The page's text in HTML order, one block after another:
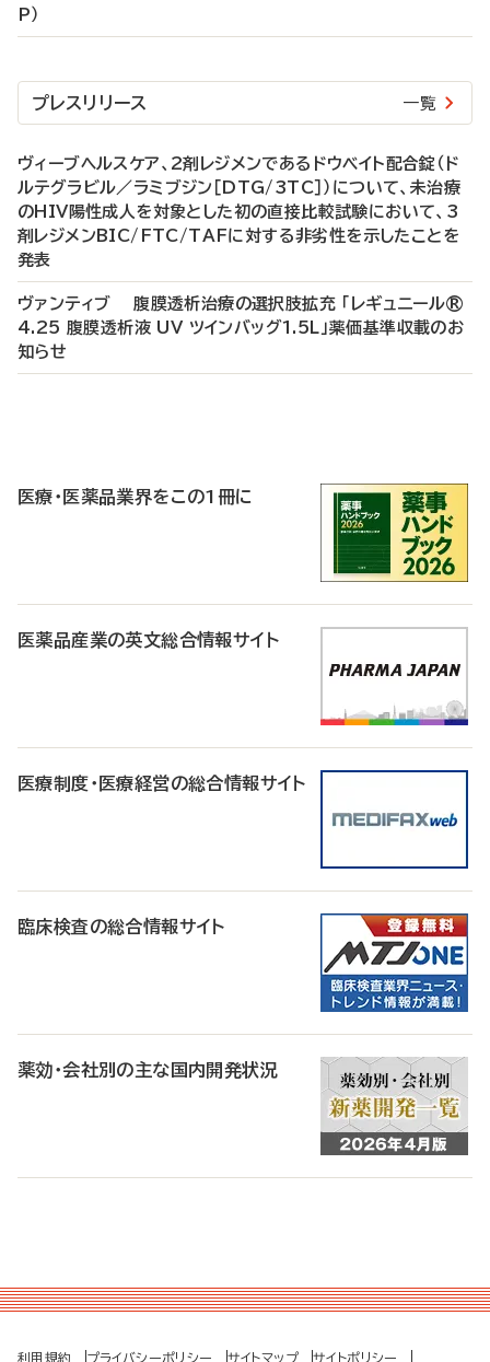
P）
プレスリリース 一覧
ヴィーブヘルスケア、2剤レジメンであるドウベイト配合錠（ド
ルテグラビル／ラミブジン［DTG/3TC］）について、未治療
のHIV陽性成人を対象とした初の直接比較試験において、3
剤レジメンBIC/FTC/TAFに対する非劣性を示したことを
発表
ヴァンティブ 腹膜透析治療の選択肢拡充 「レギュニール®
4.25 腹膜透析液 UV ツインバッグ1.5L」薬価基準収載のお
知らせ
医療・医薬品業界をこの1冊に
医薬品産業の英文総合情報サイト
医療制度・医療経営の総合情報サイト
臨床検査の総合情報サイト
薬効・会社別の主な国内開発状況
利用規約 プライバシーポリシー サイトマップ サイトポリシー